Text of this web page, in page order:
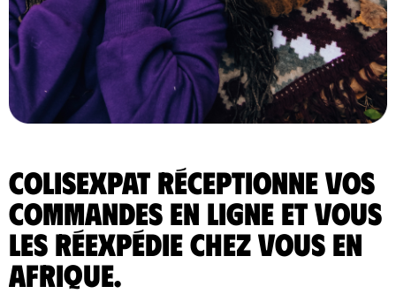
ColisExpat réceptionne vos
commandes en ligne et vous
les réexpédie chez vous en
Afrique.